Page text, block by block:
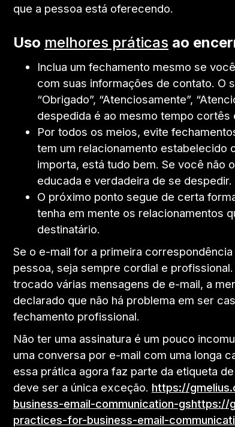
que a pessoa está oferecendo.
Uso melhores práticas ao
Inclua um fechamento mesmo se
com suas informações de contato. O
“Obrigado”, “Atenciosamente”,
despedida é ao mesmo tempo cortês
Por todos os meios, evite
tem um relacionamento estabelecido
importa, está tudo bem. Se você não
educada e verdadeira de se despedir.
O próximo ponto segue de certa
tenha em mente os relacionamentos
destinatário.
Se o e-mail for a primeira
pessoa, seja sempre cordial e
trocado várias mensagens de e-mail, a
declarado que não há problema em ser
fechamento profissional.
Não ter uma assinatura é um pouco
uma conversa por e-mail com uma longa
essa prática agora faz parte da etiqueta
deve ser a única exceção. https://
business-email-communication-
practices-for-business-email-